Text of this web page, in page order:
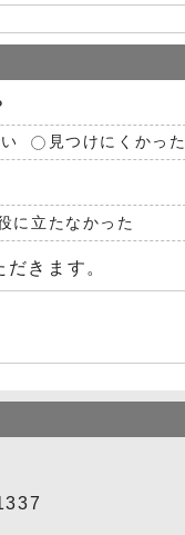
見つけにくかった
に立たなかった
きます。